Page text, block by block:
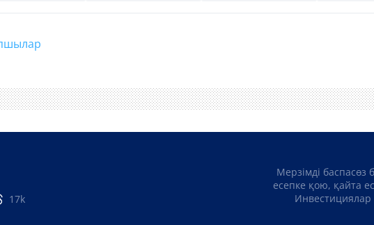
17k
Мерзімді баспасөз
есепке қою, қайта
Инвестициялар